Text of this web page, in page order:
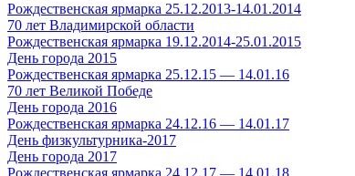
Рождественская ярмарка 25.12.2013-14.01.2014
70 лет Владимирской области
Рождественская ярмарка 19.12.2014-25.01.2015
День города 2015
Рождественская ярмарка 25.12.15 — 14.01.16
70 лет Великой Победе
День города 2016
Рождественская ярмарка 24.12.16 — 14.01.17
День физкультурника-2017
День города 2017
Рождественская ярмарка 24.12.17 — 14.01.18